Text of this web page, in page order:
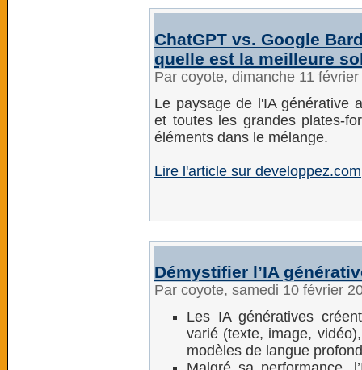
ChatGPT vs. Google
quelle est la meilleure
Par coyote, dimanche 11
Le paysage de l'IA générative
et toutes les grandes plates-
éléments dans le mélange.
Lire l'article sur developpez.com
Démystifier l’IA
Par coyote, samedi 10 février
Les IA génératives
varié (texte, image,
modèles de langue